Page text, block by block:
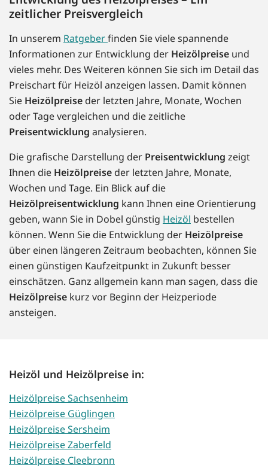
zeitlicher Preisvergleich
In unserem Ratgeberfinden Sie viele spannende
Informationen zur Entwicklung der Heizölpreise und
vieles mehr. Des Weiteren können Sie sich im Detail das
Preischart für Heizöl anzeigen lassen. Damit können
Sie Heizölpreise der letzten Jahre, Monate, Wochen
oder Tage vergleichen und die zeitliche
Preisentwicklung analysieren.
Die grafische Darstellung der Preisentwicklung zeigt
Ihnen die Heizölpreise der letzten Jahre, Monate,
Wochen und Tage. Ein Blick auf die
Heizölpreisentwicklung kann Ihnen eine Orientierung
geben, wann Sie in Dobel günstig Heizöl bestellen
können. Wenn Sie die Entwicklung der Heizölpreise
über einen längeren Zeitraum beobachten, können Sie
einen günstigen Kaufzeitpunkt in Zukunft besser
einschätzen. Ganz allgemein kann man sagen, dass die
Heizölpreise kurz vor Beginn der Heizperiode
ansteigen.
Heizöl und Heizölpreise in:
Heizölpreise Sachsenheim
Heizölpreise Güglingen
Heizölpreise Sersheim
Heizölpreise Zaberfeld
Heizölpreise Cleebronn